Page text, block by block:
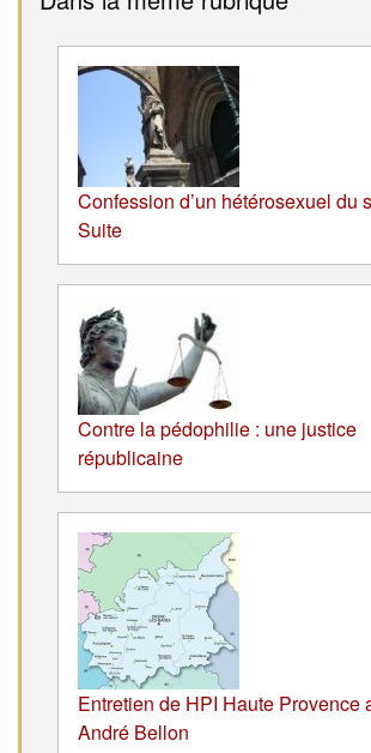
Confession d’un hétérosexuel du
Suite
Contre la pédophilie : une justice
républicaine
Entretien de HPI Haute Provence
André Bellon